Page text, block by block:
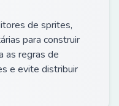
de sprites,
para construir
as regras de
e evite distribuir